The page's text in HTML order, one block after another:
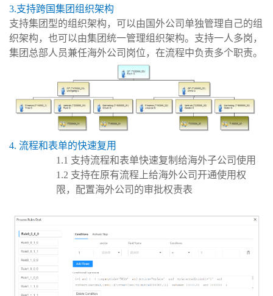
3.支持跨国集团组织架构
支持集团型的组织架构，可以由国外公司单独管理自己的组
织架构，也可以由集团统一管理组织架构。支持一人多岗，
集团总部人员兼任海外公司岗位，在流程中负责多个职责。
4. 流程和表单的快速复用
1.1 支持流程和表单快速复制给海外子公司使用
1.2 支持在原有流程上给海外公司开通使用权
限，配置海外公司的审批权责表